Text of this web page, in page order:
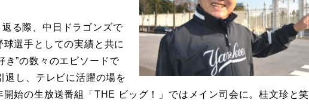
る際、中日ドラゴンズで
選手としての実績と共に
き”の数々のエピソードで
退し、テレビに活躍の場を
始の生放送番組「THE ビッグ！」ではメイン司会に。桂文珍と笑